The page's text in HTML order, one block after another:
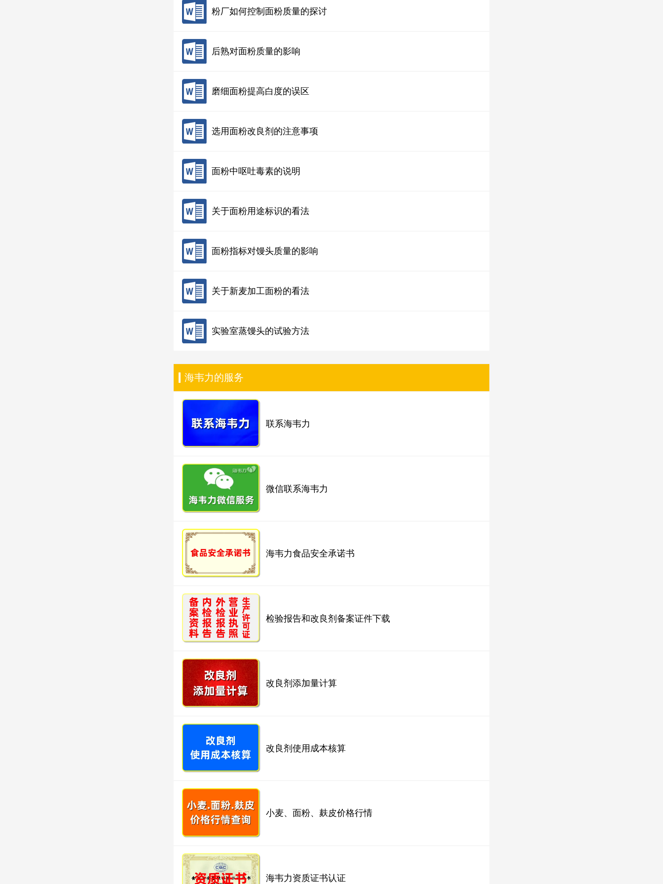
粉厂如何控制面粉质量的探讨
后熟对面粉质量的影响
磨细面粉提高白度的误区
选用面粉改良剂的注意事项
面粉中呕吐毒素的说明
关于面粉用途标识的看法
面粉指标对馒头质量的影响
关于新麦加工面粉的看法
实验室蒸馒头的试验方法
海韦力的服务
联系海韦力
微信联系海韦力
海韦力食品安全承诺书
检验报告和改良剂备案证件下载
改良剂添加量计算
改良剂使用成本核算
小麦、面粉、麸皮价格行情
海韦力资质证书认证